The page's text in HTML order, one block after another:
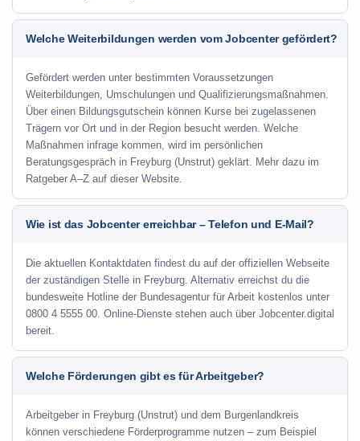
Welche Weiterbildungen werden vom Jobcenter gefördert?
Gefördert werden unter bestimmten Voraussetzungen
Weiterbildungen, Umschulungen und Qualifizierungsmaßnahmen.
Über einen Bildungsgutschein können Kurse bei zugelassenen
Trägern vor Ort und in der Region besucht werden. Welche
Maßnahmen infrage kommen, wird im persönlichen
Beratungsgespräch in Freyburg (Unstrut) geklärt. Mehr dazu im
Ratgeber A–Z auf dieser Website.
Wie ist das Jobcenter erreichbar – Telefon und E-Mail?
Die aktuellen Kontaktdaten findest du auf der offiziellen Webseite
der zuständigen Stelle in Freyburg. Alternativ erreichst du die
bundesweite Hotline der Bundesagentur für Arbeit kostenlos unter
0800 4 5555 00. Online-Dienste stehen auch über Jobcenter.digital
bereit.
Welche Förderungen gibt es für Arbeitgeber?
Arbeitgeber in Freyburg (Unstrut) und dem Burgenlandkreis
können verschiedene Förderprogramme nutzen – zum Beispiel